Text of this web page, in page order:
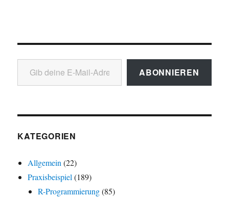
Gib deine E-Mail-Adresse ein ...
ABONNIEREN
KATEGORIEN
Allgemein (22)
Praxisbeispiel (189)
R-Programmierung(85)